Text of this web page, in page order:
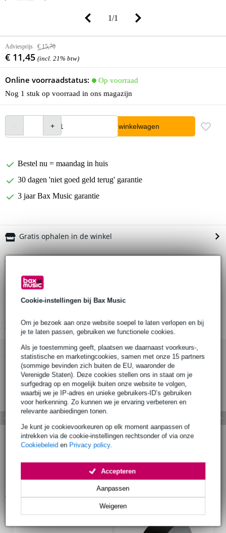
Cookie-instellingen bij Bax Music
Om je bezoek aan onze website soepel te laten verlopen en bij
je te laten passen, gebruiken we functionele cookies.
Als je toestemming geeft, plaatsen we daarnaast voorkeurs-,
statistische en marketingcookies, samen met onze 15 partners
(sommige bevinden zich buiten de EU, waaronder de
Verenigde Staten). Deze cookies stellen ons in staat om je
surfgedrag op en mogelijk buiten onze website te volgen,
waarbij we je IP-adres en unieke gebruikers-ID’s gebruiken
voor herkenning. Zo kunnen we je ervaring verbeteren en
relevante aanbiedingen tonen.
Je kunt je cookievoorkeuren op elk moment aanpassen of
intrekken via de cookie-instellingen rechtsonder of via onze
Cookiebeleid en Privacy policy.
Weigeren
Aanpassen
Accepteren
1/1
Adviesprijs € 15,70
€ 11,45 (incl. 21% btw)
Online voorraadstatus:
Op voorraad
Nog 1 stuk op voorraad in ons magazijn
In winkelwagen
Bestel nu = maandag in huis
30 dagen 'niet goed geld terug' garantie
3 jaar Bax Music garantie
Gratis ophalen in de winkel
Productinformatie
lengte: 50 m
Bekijk alle productspecificaties
Bekijk ook eens (1)